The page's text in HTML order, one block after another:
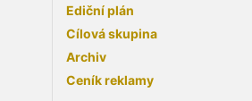
Ediční plán
Cílová skupina
Archiv
Ceník reklamy